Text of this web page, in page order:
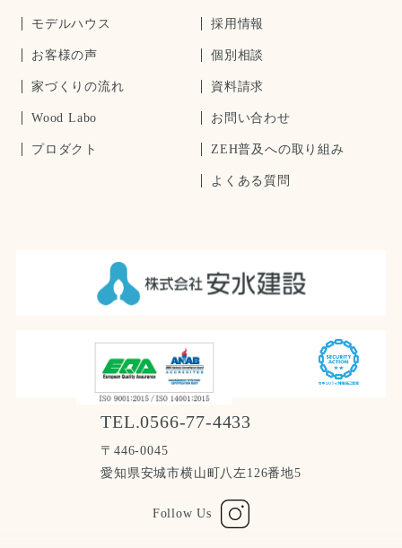
TEL.0566-77-4433
〒446-0045
愛知県安城市横山町八左126番地5
Follow Us
モデルハウス
お客様の声
家づくりの流れ
Wood Labo
プロダクト
採用情報
個別相談
資料請求
お問い合わせ
ZEH普及への取り組み
よくある質問